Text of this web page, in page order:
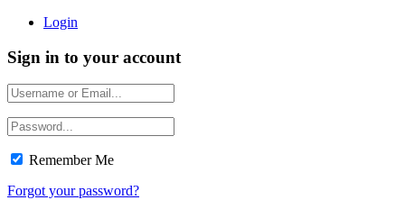
Login
Sign in to your account
Remember Me
Forgot your password?